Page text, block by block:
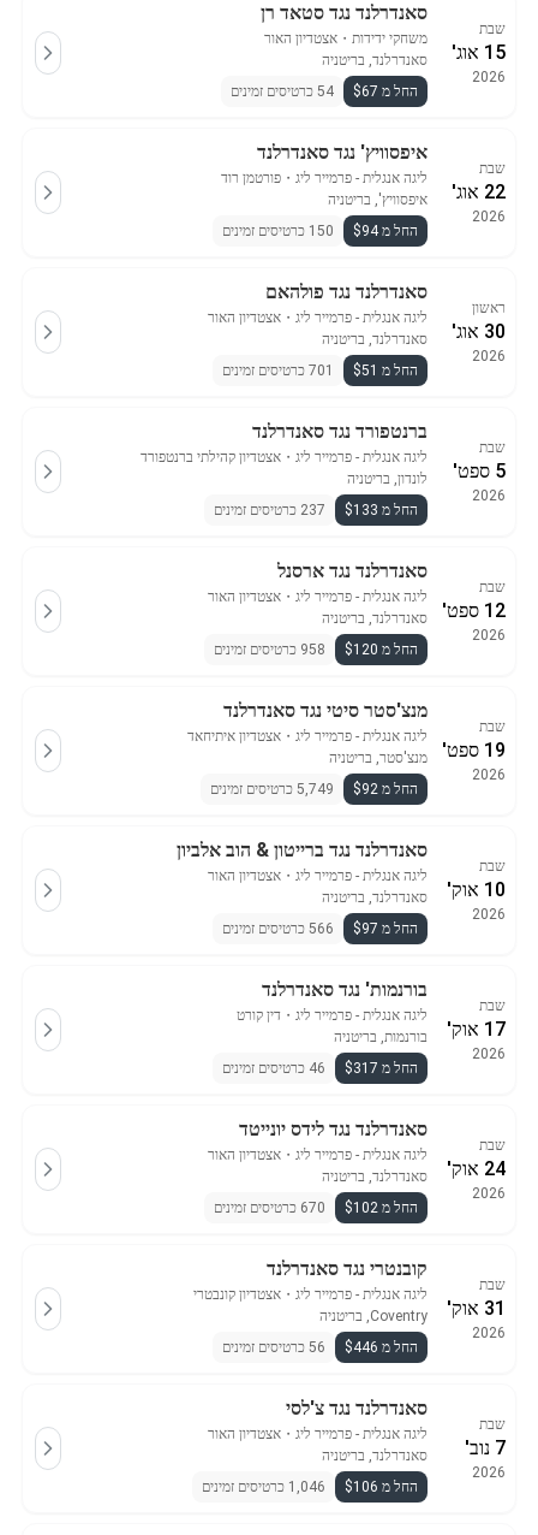
שבת
15 אוג'
2026
סאנדרלנד נגד סטאד רן
משחקי ידידות ・ אצטדיון האור
סאנדרלנד, בריטניה
החל מ $67
54 כרטיסים זמינים
שבת
22 אוג'
2026
איפסוויץ' נגד סאנדרלנד
ליגה אנגלית - פרמייר ליג ・ פורטמן רוד
איפסוויץ', בריטניה
החל מ $94
150 כרטיסים זמינים
ראשון
30 אוג'
2026
סאנדרלנד נגד פולהאם
ליגה אנגלית - פרמייר ליג ・ אצטדיון האור
סאנדרלנד, בריטניה
החל מ $51
701 כרטיסים זמינים
שבת
5 ספט'
2026
ברנטפורד נגד סאנדרלנד
ליגה אנגלית - פרמייר ליג ・ אצטדיון קהילתי ברנטפורד
לונדון, בריטניה
החל מ $133
237 כרטיסים זמינים
שבת
12 ספט'
2026
סאנדרלנד נגד ארסנל
ליגה אנגלית - פרמייר ליג ・ אצטדיון האור
סאנדרלנד, בריטניה
החל מ $120
958 כרטיסים זמינים
שבת
19 ספט'
2026
מנצ'סטר סיטי נגד סאנדרלנד
ליגה אנגלית - פרמייר ליג ・ אצטדיון איתיחאד
מנצ'סטר, בריטניה
החל מ $92
5,749 כרטיסים זמינים
שבת
10 אוק'
2026
סאנדרלנד נגד ברייטון & הוב אלביון
ליגה אנגלית - פרמייר ליג ・ אצטדיון האור
סאנדרלנד, בריטניה
החל מ $97
566 כרטיסים זמינים
שבת
17 אוק'
2026
בורנמות' נגד סאנדרלנד
ליגה אנגלית - פרמייר ליג ・ דין קורט
בורנמות, בריטניה
החל מ $317
46 כרטיסים זמינים
שבת
24 אוק'
2026
סאנדרלנד נגד לידס יונייטד
ליגה אנגלית - פרמייר ליג ・ אצטדיון האור
סאנדרלנד, בריטניה
החל מ $102
670 כרטיסים זמינים
שבת
31 אוק'
2026
קובנטרי נגד סאנדרלנד
ליגה אנגלית - פרמייר ליג ・ אצטדיון קונבטרי
Coventry, בריטניה
החל מ $446
56 כרטיסים זמינים
שבת
7 נוב'
2026
סאנדרלנד נגד צ'לסי
ליגה אנגלית - פרמייר ליג ・ אצטדיון האור
סאנדרלנד, בריטניה
החל מ $106
1,046 כרטיסים זמינים